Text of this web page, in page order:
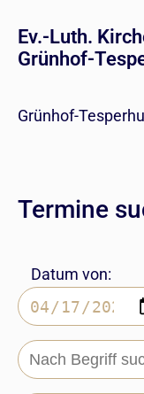
Ev.-Luth.
Grünhof-
Grünhof-
Termine
Datum von: